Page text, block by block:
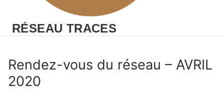
RÉSEAU TRACES
Rendez-vous du réseau – AVRIL
2020